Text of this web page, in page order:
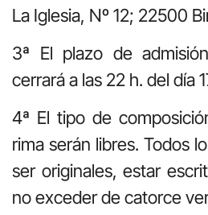
La Iglesia, Nº 12; 22500
3ª El plazo de
cerrará a las 22 h. del día
4ª El tipo de
rima serán libres. Todos
ser originales, estar
no exceder de catorce